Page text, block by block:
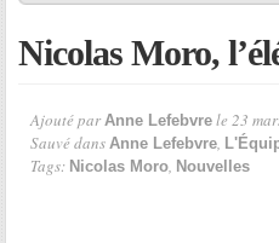
Nicolas Moro,
Ajouté par Anne Lefebvre le 23
Sauvé dans Anne Lefebvre,
Tags: Nicolas Moro, Nouvelles